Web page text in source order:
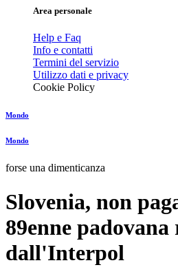
Area personale
Help e Faq
Info e contatti
Termini del servizio
Utilizzo dati e privacy
Cookie Policy
Mondo
Mondo
forse una dimenticanza
Slovenia, non
89enne
dall'Interpol